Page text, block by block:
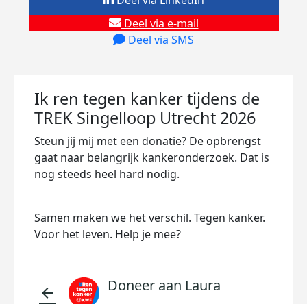
Deel via e-mail
Deel via SMS
Ik ren tegen kanker tijdens de
TREK Singelloop Utrecht 2026
Steun jij mij met een donatie? De opbrengst
gaat naar belangrijk kankeronderzoek. Dat is
nog steeds heel hard nodig.
Samen maken we het verschil. Tegen kanker.
Voor het leven. Help je mee?
arrow_back Doneer aan Laura